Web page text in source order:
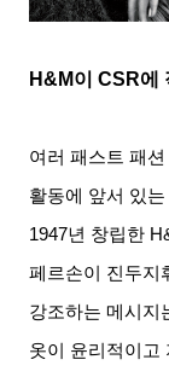
H&M이 CSR에
여러 패스트 패
활동에 앞서 있
1947년 창립한
페르손이 진두지
강조하는 메시지
옷이 윤리적이고